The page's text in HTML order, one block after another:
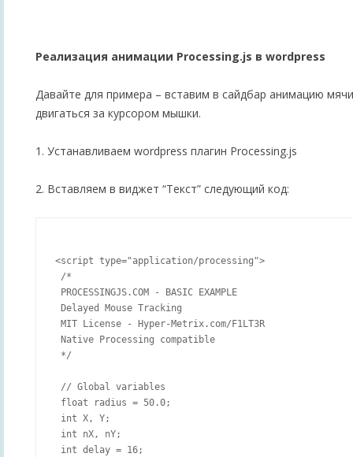
Реализация анимации Processing.js в wordpress
Давайте для примера – вставим в сайдбар анимацию
двигаться за курсором мышки.
1. Устанавливаем wordpress плагин Processing.js
2. Вставляем в виджет “Текст” следующий код:
<script type="application/processing">
/*
PROCESSINGJS.COM - BASIC EXAMPLE
Delayed Mouse Tracking
MIT License - Hyper-Metrix.com/F1LT3R
Native Processing compatible
*/
// Global variables
float radius = 50.0;
int X, Y;
int nX, nY;
int delay = 16;